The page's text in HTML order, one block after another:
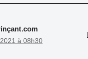
à 08h30